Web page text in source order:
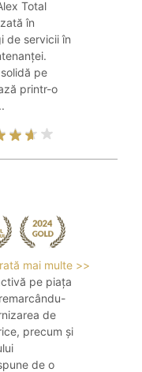
Total
în
de servicii în
pe
printr-o
mai multe >>
pe piața
de
precum și
de o